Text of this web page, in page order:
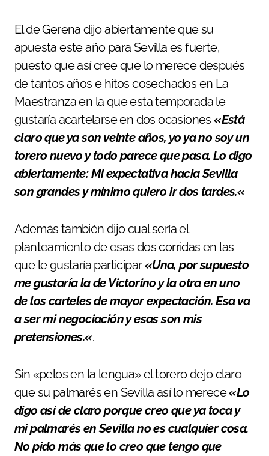
El de Gerena dijo abiertamente que su
apuesta este año para Sevilla es fuerte,
puesto que así cree que lo merece después
de tantos años e hitos cosechados en La
Maestranza en la que esta temporada le
gustaría acartelarse en dos ocasiones«Está
claro que ya son veinte años, yo ya no soy un
torero nuevo y todo parece que pasa. Lo digo
abiertamente: Mi expectativa hacia Sevilla
son grandes y mínimo quiero ir dos tardes.«
Además también dijo cual sería el
planteamiento de esas dos corridas en las
que le gustaría participar«Una, por supuesto
me gustaría la de Victorino y la otra en uno
de los carteles de mayor expectación. Esa va
a ser mi negociación y esas son mis
pretensiones.«.
Sin «pelos en la lengua» el torero dejo claro
que su palmarés en Sevilla así lo merece«Lo
digo así de claro porque creo que ya toca y
mi palmarés en Sevilla no es cualquier cosa.
No pido más que lo creo que tengo que